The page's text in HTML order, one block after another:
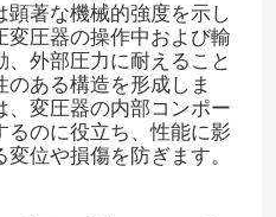
顕著な機械的強度を示し
変圧器の操作中および輸
外部圧力に耐えること
ある構造を形成しま
変圧器の内部コンポー
るのに役立ち、性能に影
位や損傷を防ぎます。​